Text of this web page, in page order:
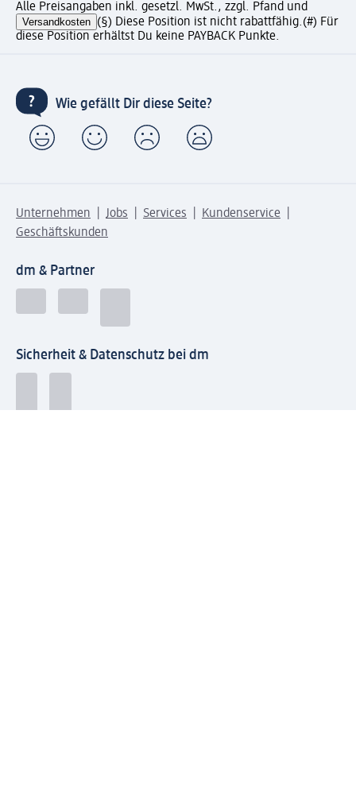
Alle Preisangaben inkl. gesetzl. MwSt., zzgl. Pfand und
Versandkosten (§) Diese Position ist nicht rabattfähig.(#) Für
diese Position erhältst Du keine PAYBACK Punkte.
Wie gefällt Dir diese Seite?
Unternehmen Jobs Services
Kundenservice
Geschäftskunden
dm & Partner
Sicherheit & Datenschutz bei dm